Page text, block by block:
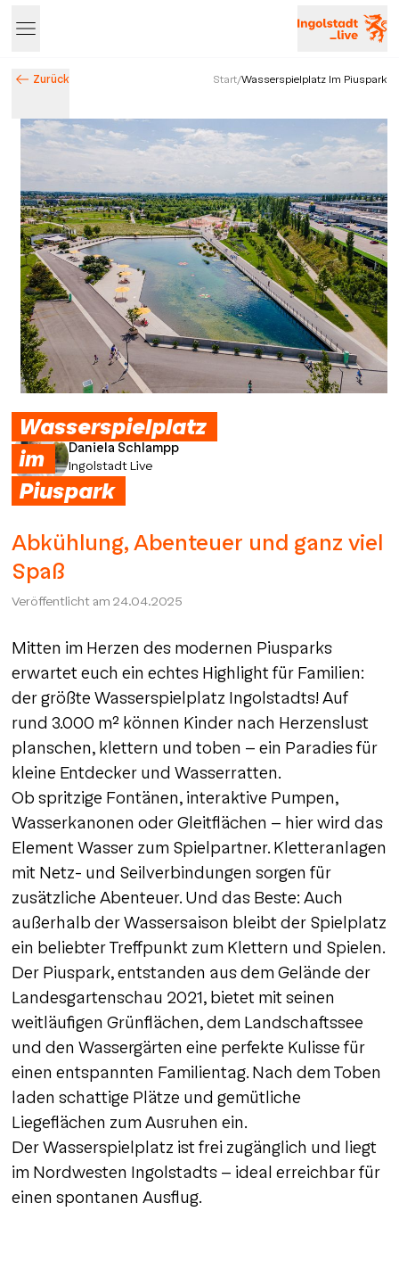
Zurück Start/Wasserspielplatz Im Piuspark
Entdecke Ingolstadt – Events, Highlights & Stadtleben
Wasserspielplatz
im
Piuspark
Daniela Schlampp
Ingolstadt Live
Abkühlung, Abenteuer und ganz viel
Spaß
Veröffentlicht am 24.04.2025
Mitten im Herzen des modernen Piusparks
erwartet euch ein echtes Highlight für Familien:
der größte Wasserspielplatz Ingolstadts! Auf
rund 3.000 m² können Kinder nach Herzenslust
planschen, klettern und toben – ein Paradies für
kleine Entdecker und Wasserratten.
Ob spritzige Fontänen, interaktive Pumpen,
Wasserkanonen oder Gleitflächen – hier wird das
Element Wasser zum Spielpartner. Kletteranlagen
mit Netz- und Seilverbindungen sorgen für
zusätzliche Abenteuer. Und das Beste: Auch
außerhalb der Wassersaison bleibt der Spielplatz
ein beliebter Treffpunkt zum Klettern und Spielen.
Der Piuspark, entstanden aus dem Gelände der
Landesgartenschau 2021, bietet mit seinen
weitläufigen Grünflächen, dem Landschaftssee
und den Wassergärten eine perfekte Kulisse für
einen entspannten Familientag. Nach dem Toben
laden schattige Plätze und gemütliche
Liegeflächen zum Ausruhen ein.
Der Wasserspielplatz ist frei zugänglich und liegt
im Nordwesten Ingolstadts – ideal erreichbar für
einen spontanen Ausflug.